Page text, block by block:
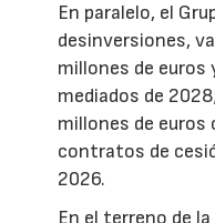
En paralelo, el
desinversiones,
millones de
mediados de
millones de euros
contratos de
2026.
En el terreno de